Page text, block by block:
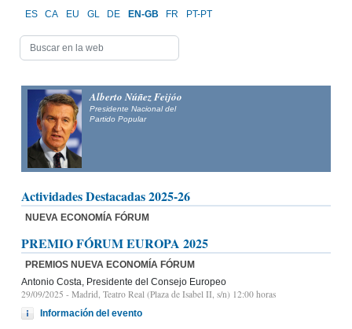
ES CA EU GL DE EN-GB FR PT-PT
Alberto Núñez Feijóo
Presidente Nacional del
Partido Popular
Actividades Destacadas 2025-26
NUEVA ECONOMÍA FÓRUM
PREMIO FÓRUM EUROPA 2025
PREMIOS NUEVA ECONOMÍA FÓRUM
Antonio Costa, Presidente del Consejo Europeo
29/09/2025 - Madrid, Teatro Real (Plaza de Isabel II, s/n) 12:00 horas
Información del evento